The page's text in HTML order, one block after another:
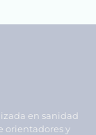
en sanidad
orientadores y